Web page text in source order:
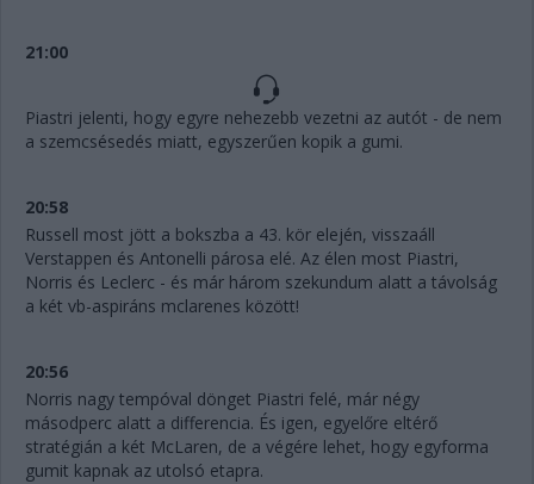
21:00
Piastri jelenti, hogy egyre nehezebb vezetni az autót - de nem
a szemcsésedés miatt, egyszerűen kopik a gumi.
20:58
Russell most jött a bokszba a 43. kör elején, visszaáll
Verstappen és Antonelli párosa elé. Az élen most Piastri,
Norris és Leclerc - és már három szekundum alatt a távolság
a két vb-aspiráns mclarenes között!
20:56
Norris nagy tempóval dönget Piastri felé, már négy
másodperc alatt a differencia. És igen, egyelőre eltérő
stratégián a két McLaren, de a végére lehet, hogy egyforma
gumit kapnak az utolsó etapra.